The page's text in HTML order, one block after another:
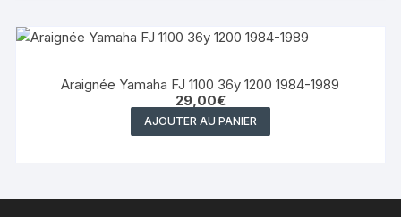
Araignée Yamaha FJ 1100 36y 1200 1984-1989
29,00€
AJOUTER AU PANIER